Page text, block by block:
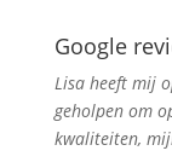
Google
Lisa heeft mij
geholpen om
kwaliteiten,